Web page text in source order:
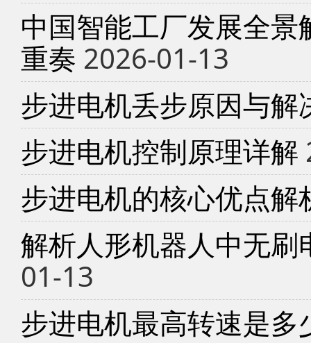
中国智能工厂发展全
重奏 2026-01-13
步进电机丢步原因与解
步进电机控制原理详解
步进电机的核心优点解
解析人形机器人中无
01-13
步进电机最高转速是多